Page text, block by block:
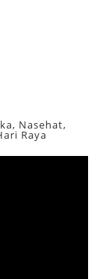
Nasehat,
Raya